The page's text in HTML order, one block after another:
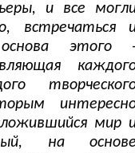
и все
встречаться
этого
мир
на